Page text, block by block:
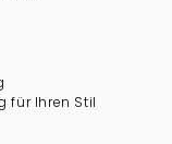
für Ihren Stil